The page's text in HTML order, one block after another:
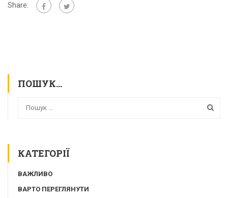
Share:
ПОШУК…
КАТЕГОРІЇ
ВАЖЛИВО
ВАРТО ПЕРЕГЛЯНУТИ